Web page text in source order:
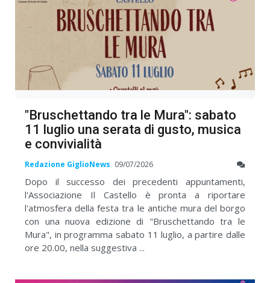
"Bruschettando tra le Mura": sabato
11 luglio una serata di gusto, musica
e convivialità
Redazione GiglioNews 09/07/2026
Dopo il successo dei precedenti appuntamenti,
l'Associazione Il Castello è pronta a riportare
l'atmosfera della festa tra le antiche mura del borgo
con una nuova edizione di "Bruschettando tra le
Mura", in programma sabato 11 luglio, a partire dalle
ore 20.00, nella suggestiva ...